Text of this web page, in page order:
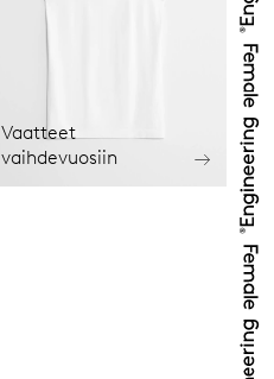
Vaatteet
vaihdevuosiin